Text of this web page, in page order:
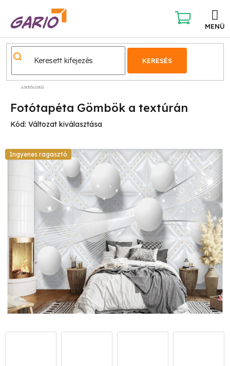
KERESÉS
KOSÁR
Tapéták
Fotótapéta Gömbök a textúrán
Kód: Változat kiválasztása
Ingyenes ragasztó